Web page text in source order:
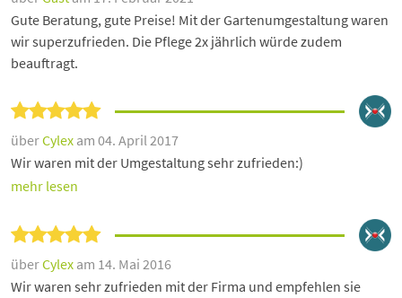
Gute Beratung, gute Preise! Mit der Gartenumgestaltung waren
wir superzufrieden. Die Pflege 2x jährlich würde zudem
beauftragt.
überCylex am 04. April 2017
Wir waren mit der Umgestaltung sehr zufrieden:)
mehr lesen
überCylex am 14. Mai 2016
Wir waren sehr zufrieden mit der Firma und empfehlen sie